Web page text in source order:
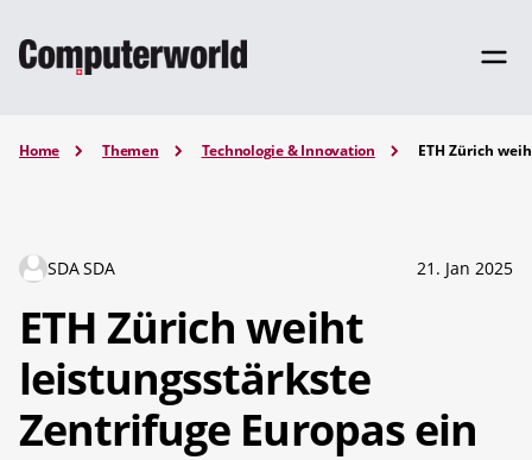
Home Themen Technologie & Innovation ETH Zürich
SDA SDA 21. Jan 2025
ETH Zürich weiht
leistungsstärkste
Zentrifuge Europas ein